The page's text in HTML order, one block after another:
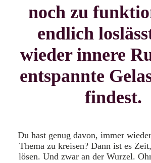
noch zu
endlich
wieder innere
entspannte
findest.
Du hast genug davon, immer
Thema zu kreisen? Dann ist es
lösen. Und zwar an der Wurzel.